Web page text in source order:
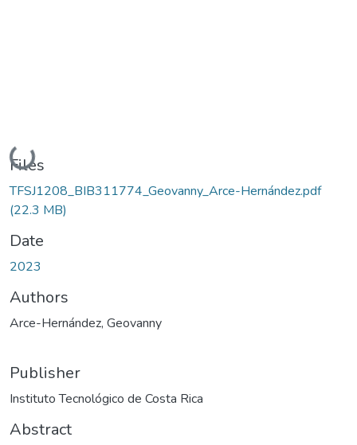
Loading...
Files
TFSJ1208_BIB311774_Geovanny_Arce-Hernández.pdf
(22.3 MB)
Date
2023
Authors
Arce-Hernández, Geovanny
Publisher
Instituto Tecnológico de Costa Rica
Abstract